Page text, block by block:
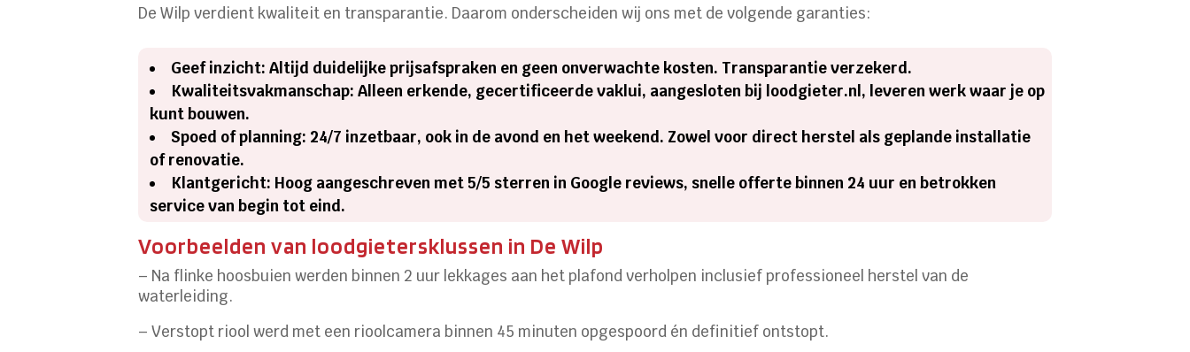
De Wilp verdient kwaliteit en transparantie. Daarom onderscheiden wij ons met de volgende garanties:
Geef inzicht: Altijd duidelijke prijsafspraken en geen onverwachte kosten. Transparantie verzekerd.
Kwaliteitsvakmanschap: Alleen erkende, gecertificeerde vaklui, aangesloten bij loodgieter.nl, leveren werk waar je op
kunt bouwen.
Spoed of planning: 24/7 inzetbaar, ook in de avond en het weekend. Zowel voor direct herstel als geplande installatie
of renovatie.
Klantgericht: Hoog aangeschreven met 5/5 sterren in Google reviews, snelle offerte binnen 24 uur en betrokken
service van begin tot eind.
Voorbeelden van loodgietersklussen in De Wilp
– Na flinke hoosbuien werden binnen 2 uur lekkages aan het plafond verholpen inclusief professioneel herstel van de
waterleiding.
– Verstopt riool werd met een rioolcamera binnen 45 minuten opgespoord én definitief ontstopt.